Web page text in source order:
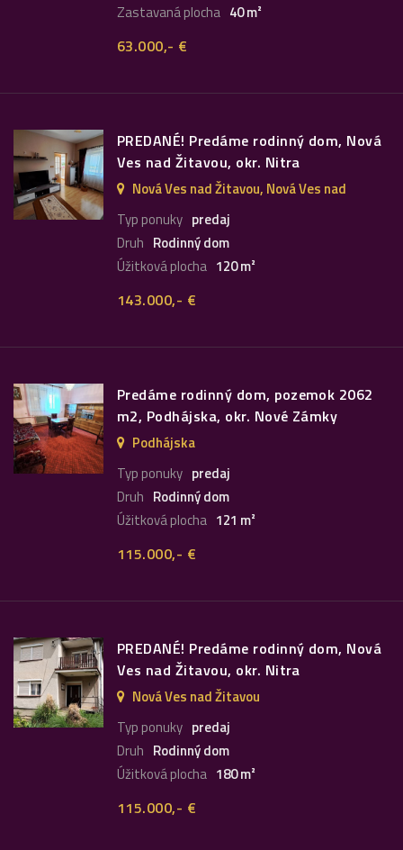
Zastavaná plocha 40 m²
63.000,- €
PREDANÉ! Predáme rodinný dom, Nová
Ves nad Žitavou, okr. Nitra
Nová Ves nad Žitavou, Nová Ves nad
Žitavou
Typ ponuky predaj
Druh Rodinný dom
Úžitková plocha 120 m²
143.000,- €
Predáme rodinný dom, pozemok 2062
m2, Podhájska, okr. Nové Zámky
Podhájska
Typ ponuky predaj
Druh Rodinný dom
Úžitková plocha 121 m²
115.000,- €
PREDANÉ! Predáme rodinný dom, Nová
Ves nad Žitavou, okr. Nitra
Nová Ves nad Žitavou
Typ ponuky predaj
Druh Rodinný dom
Úžitková plocha 180 m²
115.000,- €